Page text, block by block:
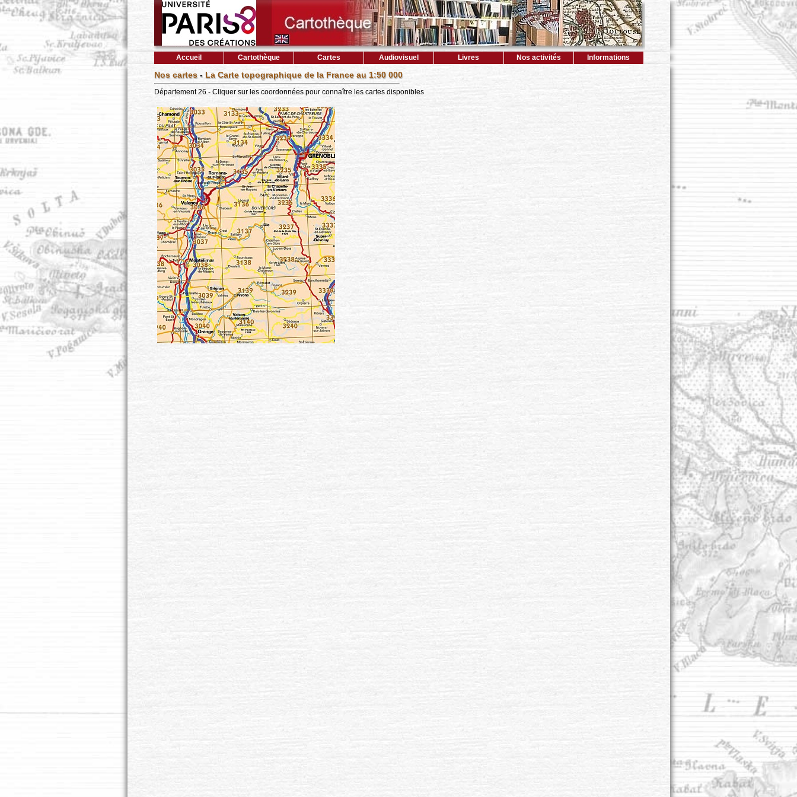
Accueil Cartothèque Cartes Audiovisuel Livres Nos activités Informations
Nos cartes- La Carte topographique de la France au 1:50 000
Département 26 - Cliquer sur les coordonnées pour connaître les cartes disponibles